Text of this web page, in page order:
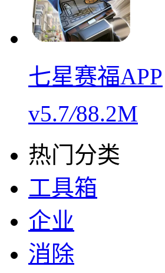
七星赛福APP
v5.7/88.2M
热门分类
工具箱
企业
消除